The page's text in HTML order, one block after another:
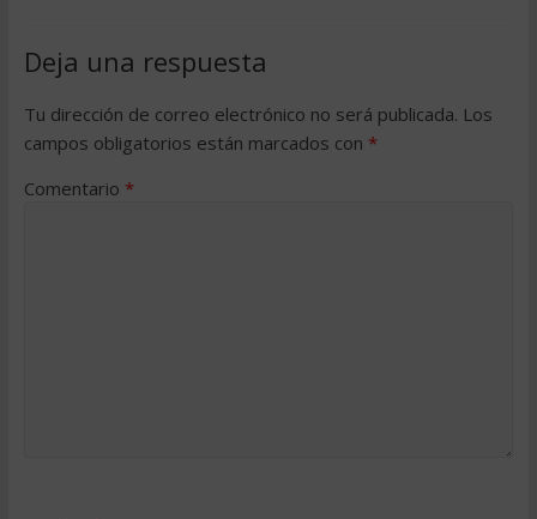
Deja una respuesta
Tu dirección de correo electrónico no será publicada. Los
campos obligatorios están marcados con *
Comentario *